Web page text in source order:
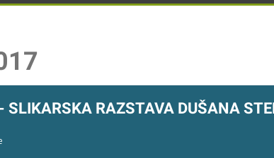
SLIKARSKA RAZSTAVA DUŠANA